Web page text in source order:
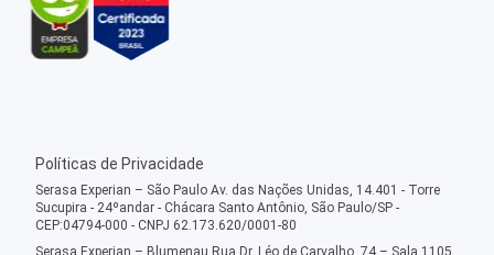
Políticas de Privacidade
Serasa Experian – São Paulo Av. das Nações Unidas, 14.401 - Torre
Sucupira - 24ºandar - Chácara Santo Antônio, São Paulo/SP -
CEP:04794-000 - CNPJ 62.173.620/0001-80
Serasa Experian – Blumenau Rua Dr. Léo de Carvalho, 74 – Sala 1105